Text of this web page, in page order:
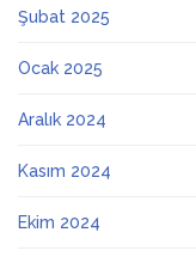
Şubat 2025
Ocak 2025
Aralık 2024
Kasım 2024
Ekim 2024